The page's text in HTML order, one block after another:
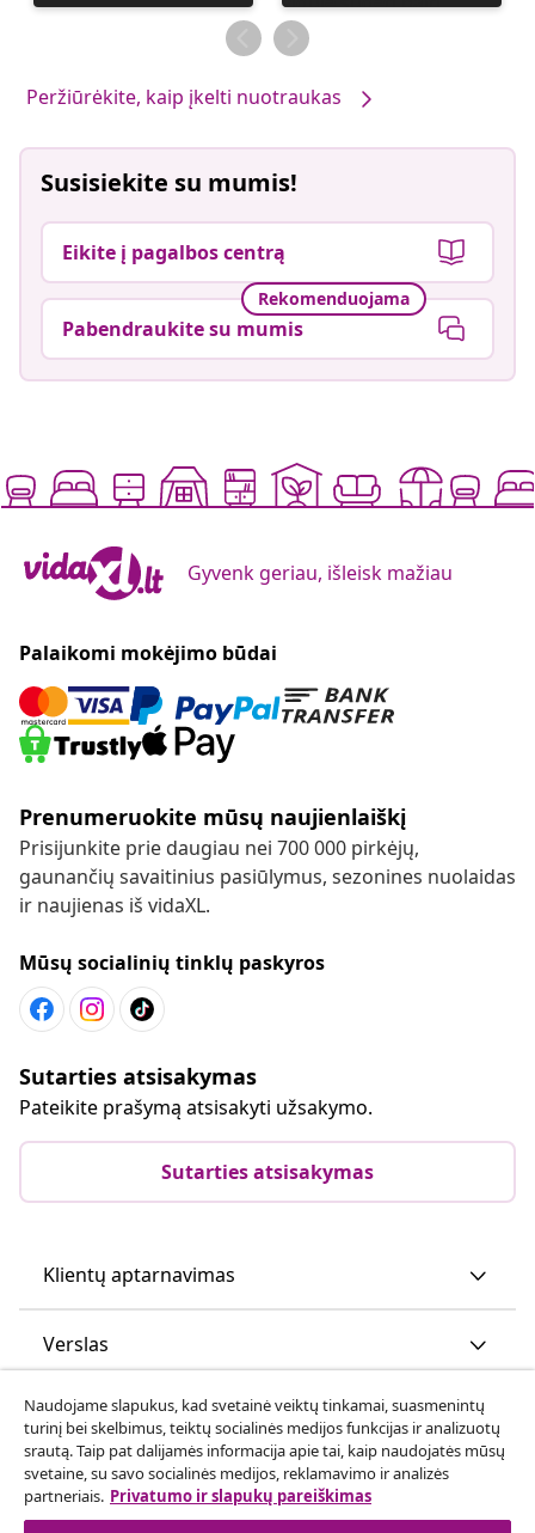
paskelbė
paskelbė
Peržiūrėkite, kaip įkelti nuotraukas
Susisiekite su mumis!
Eikite į pagalbos centrą
Rekomenduojama
Pabendraukite su mumis
Gyvenk geriau, išleisk mažiau
Palaikomi mokėjimo būdai
Prenumeruokite mūsų naujienlaiškį
Prisijunkite prie daugiau nei 700 000 pirkėjų,
gaunančių savaitinius pasiūlymus, sezonines nuolaidas
ir naujienas iš vidaXL.
Mūsų socialinių tinklų paskyros
Sutarties atsisakymas
Pateikite prašymą atsisakyti užsakymo.
Sutarties atsisakymas
Klientų aptarnavimas
Verslas
vidaXL
Atraskite daugiau
Naudojame slapukus, kad svetainė veiktų tinkamai, suasmenintų
turinį bei skelbimus, teiktų socialinės medijos funkcijas ir analizuotų
srautą. Taip pat dalijamės informacija apie tai, kaip naudojatės mūsų
svetaine, su savo socialinės medijos, reklamavimo ir analizės
partneriais. Privatumo ir slapukų pareiškimas